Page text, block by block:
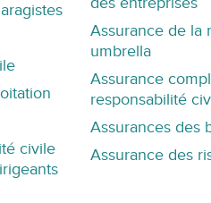
civile
Assurance de la
umbrella
Assurance
responsabilité
Assurances des
Assurance des